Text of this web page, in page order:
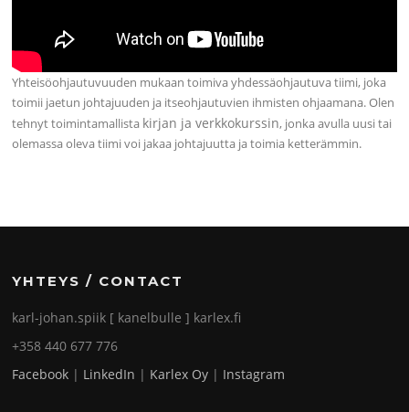
Yhteisöohjautuvuuden mukaan toimiva yhdessäohjautuva tiimi, joka
toimii jaetun johtajuuden ja itseohjautuvien ihmisten ohjaamana. Olen
tehnyt toimintamallista kirjan ja verkkokurssin, jonka avulla uusi tai
olemassa oleva tiimi voi jakaa johtajuutta ja toimia ketterämmin.
YHTEYS / CONTACT
karl-johan.spiik [ kanelbulle ] karlex.fi
+358 440 677 776
Facebook | LinkedIn | Karlex Oy | Instagram